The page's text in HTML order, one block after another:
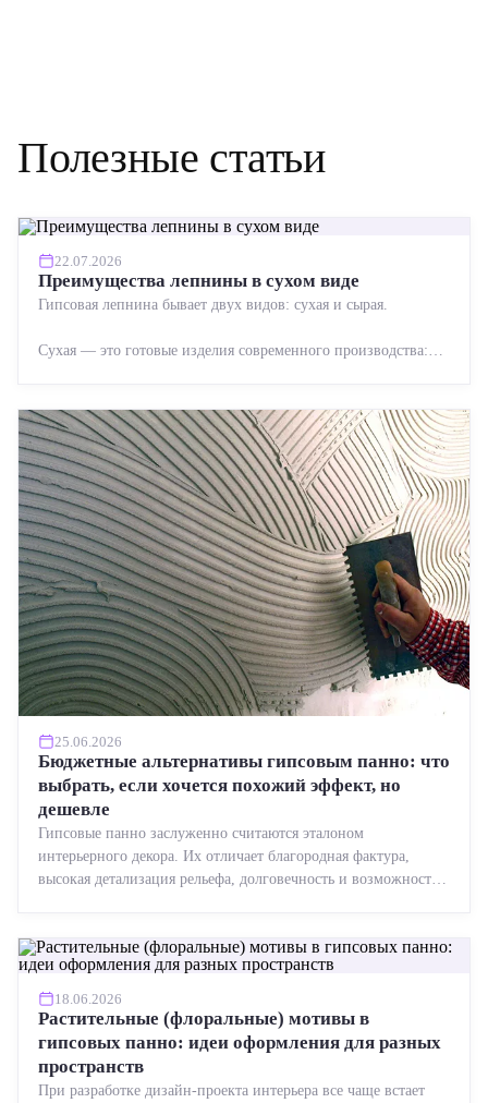
Полезные статьи
22.07.2026
Преимущества лепнины в сухом виде
Гипсовая лепнина бывает двух видов: сухая и сырая.
Сухая — это готовые изделия современного производства:
25.06.2026
Бюджетные альтернативы гипсовым панно: что
выбрать, если хочется похожий эффект, но
дешевле
Гипсовые панно заслуженно считаются эталоном
интерьерного декора. Их отличает благородная фактура,
высокая детализация рельефа, долговечность и возможность
18.06.2026
Растительные (флоральные) мотивы в
гипсовых панно: идеи оформления для разных
пространств
При разработке дизайн-проекта интерьера все чаще встает